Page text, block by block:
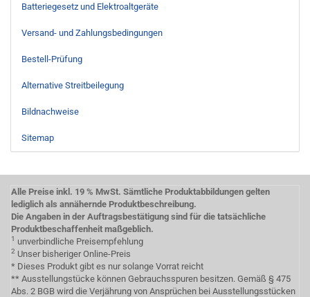
Batteriegesetz und Elektroaltgeräte
Versand- und Zahlungsbedingungen
Bestell-Prüfung
Alternative Streitbeilegung
Bildnachweise
Sitemap
Alle Preise inkl. 19 % MwSt. Sämtliche Produktabbildungen gelten
lediglich als annähernde Produktbeschreibung.
Die Angaben in der Auftragsbestätigung sind für die tatsächliche
Produktbeschaffenheit maßgeblich.
1 unverbindliche Preisempfehlung
2 Unser bisheriger Online-Preis
* Dieses Produkt gibt es nur solange Vorrat reicht
** Ausstellungstücke können Gebrauchsspuren besitzen. Gemäß § 475
Abs. 2 BGB wird die Verjährung von Ansprüchen bei Ausstellungsstücken